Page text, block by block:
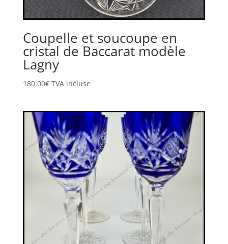
Coupelle et soucoupe en
cristal de Baccarat modèle
Lagny
180,00€ TVA incluse